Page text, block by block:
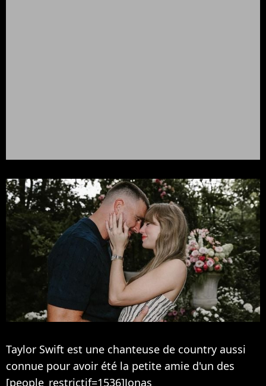
Taylor Swift est une chanteuse de country aussi
connue pour avoir été la petite amie d'un des
[people_restrictif=1536]Jonas